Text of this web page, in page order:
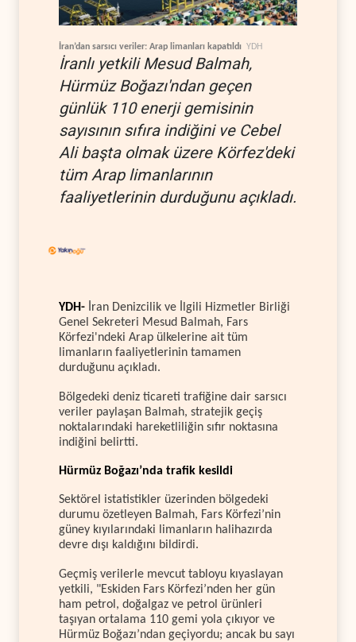
İran’dan sarsıcı veriler: Arap limanları kapatıldı YDH
İranlı yetkili Mesud Balmah,
Hürmüz Boğazı'ndan geçen
günlük 110 enerji gemisinin
sayısının sıfıra indiğini ve Cebel
Ali başta olmak üzere Körfez'deki
tüm Arap limanlarının
faaliyetlerinin durduğunu açıkladı.
YDH- İran Denizcilik ve İlgili Hizmetler Birliği
Genel Sekreteri Mesud Balmah, Fars
Körfezi'ndeki Arap ülkelerine ait tüm
limanların faaliyetlerinin tamamen
durduğunu açıkladı.
Bölgedeki deniz ticareti trafiğine dair sarsıcı
veriler paylaşan Balmah, stratejik geçiş
noktalarındaki hareketliliğin sıfır noktasına
indiğini belirtti.
Hürmüz Boğazı’nda trafik kesildi
Sektörel istatistikler üzerinden bölgedeki
durumu özetleyen Balmah, Fars Körfezi’nin
güney kıyılarındaki limanların halihazırda
devre dışı kaldığını bildirdi.
Geçmiş verilerle mevcut tabloyu kıyaslayan
yetkili, "Eskiden Fars Körfezi’nden her gün
ham petrol, doğalgaz ve petrol ürünleri
taşıyan ortalama 110 gemi yola çıkıyor ve
Hürmüz Boğazı’ndan geçiyordu; ancak bu sayı